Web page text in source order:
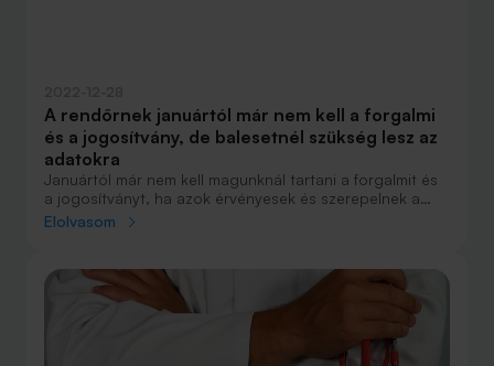
A rendőrnek januártól már nem kell a forgalmi
és a jogosítvány, de balesetnél szükség lesz az
adatokra
Januártól már nem kell magunknál tartani a forgalmit és
a jogosítványt, ha azok érvényesek és szerepelnek a
nyilvántartásokban. Baleset szereplőiként azonban meg
Elolvasom